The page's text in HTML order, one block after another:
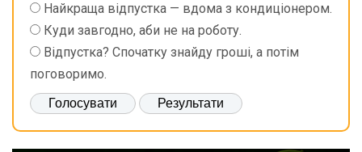
Найкраща відпустка — вдома з кондиціонером.
Куди завгодно, аби не на роботу.
Відпустка? Спочатку знайду гроші, а потім
поговоримо.